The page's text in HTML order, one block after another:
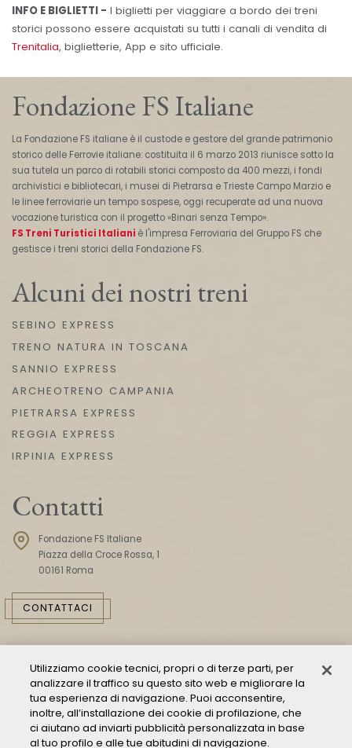
INFO E BIGLIETTI - I biglietti per viaggiare a bordo dei treni
storici possono essere acquistati su tutti i canali di vendita di
Trenitalia, biglietterie, App e sito ufficiale.
Fondazione FS Italiane
La Fondazione FS italiane è il custode e gestore del grande patrimonio
storico delle Ferrovie italiane: costituita il 6 marzo 2013 riunisce sotto la
sua tutela un parco di rotabili storici composto da 400 mezzi, i fondi
archivistici e bibliotecari, i musei di Pietrarsa e Trieste Campo Marzio e
le linee ferroviarie un tempo sospese, oggi recuperate ad una nuova
vocazione turistica con il progetto «Binari senza Tempo».
FS Treni Turistici Italiani è l'impresa Ferroviaria del Gruppo FS che
gestisce i treni storici della Fondazione FS.
Alcuni dei nostri treni
SEBINO EXPRESS
TRENO NATURA IN TOSCANA
SANNIO EXPRESS
ARCHEOTRENO CAMPANIA
PIETRARSA EXPRESS
REGGIA EXPRESS
IRPINIA EXPRESS
Contatti
Fondazione FS Italiane
Piazza della Croce Rossa, 1
00161 Roma
CONTATTACI
Consulta il Modello 231
Utilizziamo cookie tecnici, propri o di terze parti, per
analizzare il traffico su questo sito web e migliorare la
tua esperienza di navigazione. Puoi acconsentire,
inoltre, all’installazione dei cookie di profilazione, che
ci aiutano ad inviarti pubblicità personalizzata in base
al tuo profilo e alle tue abitudini di navigazione.